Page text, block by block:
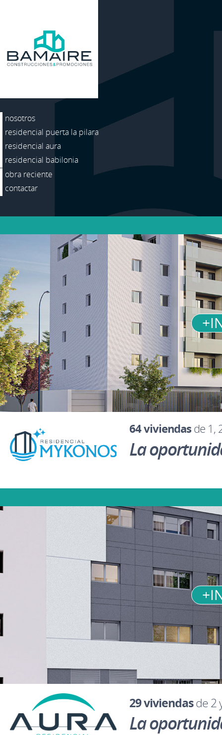
residencial puerta la pilara
obra reciente
contactar
nosotros
residencial babilonia
residencial aura
64 viviendas de 1,
La
29 viviendasde 2
La